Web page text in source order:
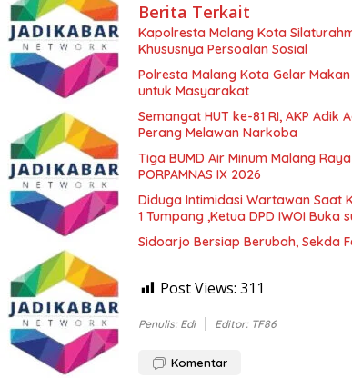
Berita Terkait
Kapolresta Malang Kota
Khususnya Persoalan Sosial
Polresta Malang Kota Gelar
untuk Masyarakat
Semangat HUT ke-81 RI, AKP
Perang Melawan Narkoba
Tiga BUMD Air Minum Malang
PORPAMNAS IX 2026
Diduga Intimidasi Wartawan Saat
1 Tumpang ,Ketua DPD IWOI Buka
Sidoarjo Bersiap Berubah, Sekda
Post Views: 311
Penulis: Edi Editor: TF86
Komentar